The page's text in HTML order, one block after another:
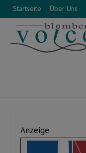
Startseite Über Uns
Anzeige